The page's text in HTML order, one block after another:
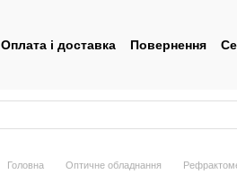
Оплата і доставка Повернення
Головна Оптичне обладнання